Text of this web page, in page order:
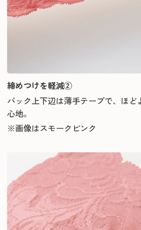
締めつけを軽減②
バック上下辺は薄手テープで、ほど
心地。
※画像はスモークピンク